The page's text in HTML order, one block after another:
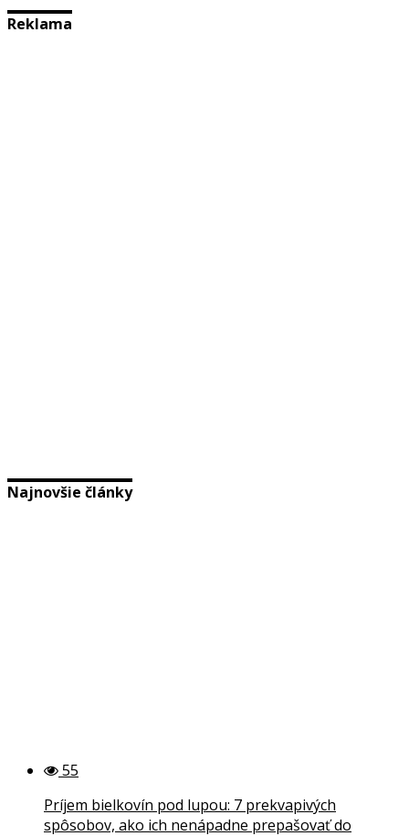
Reklama
Najnovšie články
55
Príjem bielkovín pod lupou: 7 prekvapivých
spôsobov, ako ich nenápadne prepašovať do